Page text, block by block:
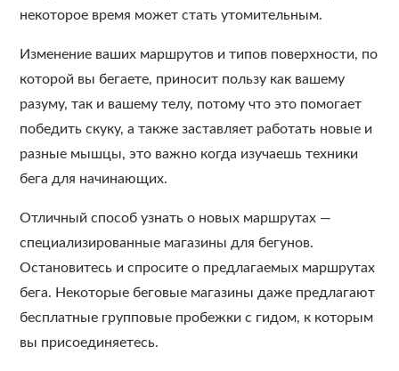
некоторое время может стать утомительным.
Изменение ваших маршрутов и типов поверхности, по
которой вы бегаете, приносит пользу как вашему
разуму, так и вашему телу, потому что это помогает
победить скуку, а также заставляет работать новые и
разные мышцы, это важно когда изучаешь техники
бега для начинающих.
Отличный способ узнать о новых маршрутах —
специализированные магазины для бегунов.
Остановитесь и спросите о предлагаемых маршрутах
бега. Некоторые беговые магазины даже предлагают
бесплатные групповые пробежки с гидом, к которым
вы присоединяетесь.